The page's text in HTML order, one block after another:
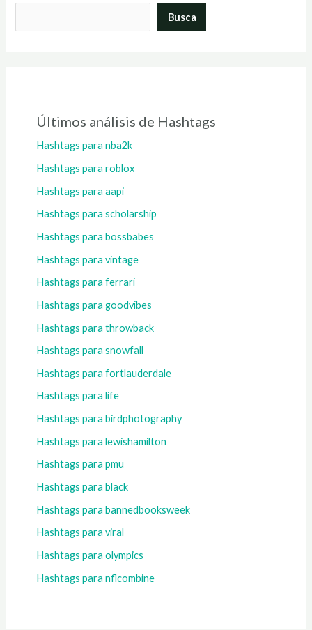
Busca
Últimos análisis de Hashtags
Hashtags para nba2k
Hashtags para roblox
Hashtags para aapi
Hashtags para scholarship
Hashtags para bossbabes
Hashtags para vintage
Hashtags para ferrari
Hashtags para goodvibes
Hashtags para throwback
Hashtags para snowfall
Hashtags para fortlauderdale
Hashtags para life
Hashtags para birdphotography
Hashtags para lewishamilton
Hashtags para pmu
Hashtags para black
Hashtags para bannedbooksweek
Hashtags para viral
Hashtags para olympics
Hashtags para nflcombine